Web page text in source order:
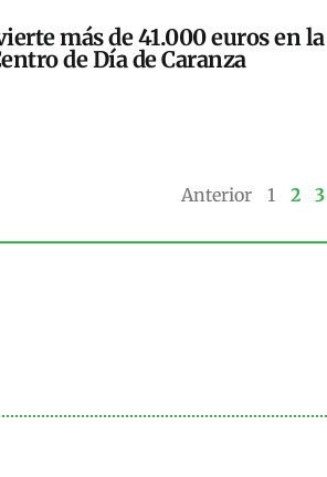
más de 41.000 euros en la
de Día de Caranza
Anterior 1 2 3